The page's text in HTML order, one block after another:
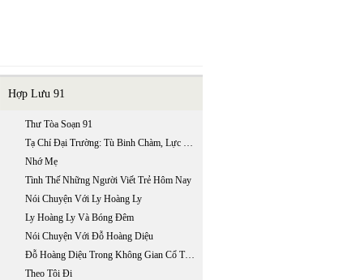
Hợp Lưu 91
Thư Tòa Soạn 91
Tạ Chí Đại Trường: Tù Binh Chàm, Lực Lượng Sản Xuất Riêng Biệt Của Lí
Nhớ Mẹ
Tình Thế Những Người Viết Trẻ Hôm Nay
Nói Chuyện Với Ly Hoàng Ly
Ly Hoàng Ly Và Bóng Đêm
Nói Chuyện Với Đỗ Hoàng Diệu
Đỗ Hoàng Diệu Trong Không Gian Cổ Tích Huyền Ảo
Theo Tôi Đi